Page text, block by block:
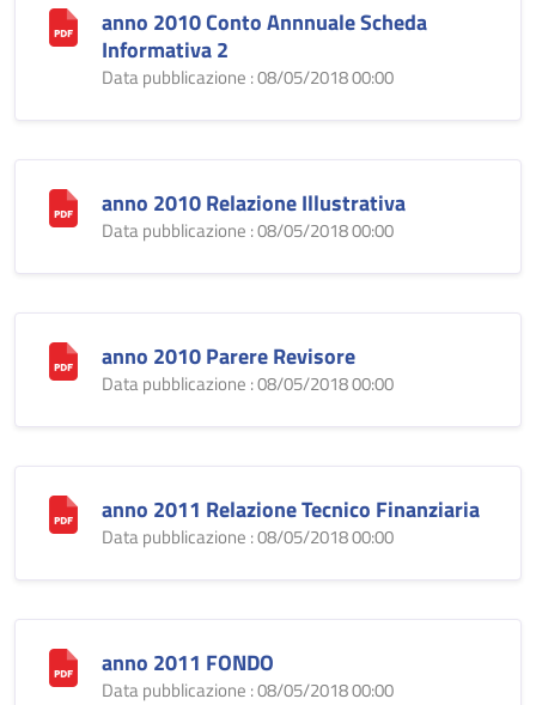
anno 2010 Conto Annnuale Scheda
Informativa 2
Data pubblicazione : 08/05/2018 00:00
anno 2010 Relazione Illustrativa
Data pubblicazione : 08/05/2018 00:00
anno 2010 Parere Revisore
Data pubblicazione : 08/05/2018 00:00
anno 2011 Relazione Tecnico Finanziaria
Data pubblicazione : 08/05/2018 00:00
anno 2011 FONDO
Data pubblicazione : 08/05/2018 00:00